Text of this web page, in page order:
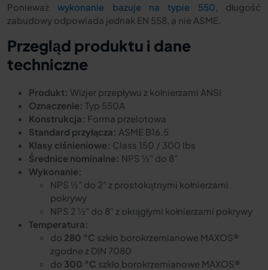
Ponieważwykonanie bazuje na typie 550, długość
zabudowy odpowiada jednak EN 558, a nie ASME.
Przegląd produktu i dane
techniczne
Produkt: Wizjer przepływu z kołnierzami ANSI
Oznaczenie: Typ 550A
Konstrukcja: Forma przelotowa
Standard przyłącza: ASME B16.5
Klasy ciśnieniowe: Class 150 / 300 lbs
Średnice nominalne: NPS ½" do 8"
Wykonanie:
NPS ½" do 2" z prostokątnymi kołnierzami
pokrywy
NPS 2 ½" do 8" z okrągłymi kołnierzami pokrywy
Temperatura:
do 280 °C szkło borokrzemianowe MAXOS®
zgodne z DIN 7080
do 300 °C szkło borokrzemianowe MAXOS®